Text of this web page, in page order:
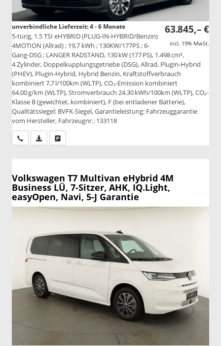
63.845,– €
incl. 19% MwSt.
unverbindliche Lieferzeit: 4 - 6 Monate
5-türig, 1.5 TSI eHYBRID (PLUG-IN-HYBRID/Benzin)
4MOTION (Allrad) ; 19,7 kWh ; 130KW/177PS ; 6-
Gang-DSG ; LANGER RADSTAND, 130 kW (177 PS), 1.498 cm³,
4 Zylinder, Doppelkupplungsgetriebe (DSG), Allrad, Plugin-Hybrid
(PHEV), Plugin-Hybrid, Hybrid Benzin, Kraftstoffverbrauch
kombiniert 7,7 l/100km (WLTP), CO₂-Emission kombiniert
64.00 g/km (WLTP), Stromverbrauch 24.30 kWh/100km (WLTP), CO₂-
Klasse B (gewichtet, kombiniert), F (bei entladener Batterie),
Qualitätssiegel: BVFK-Siegel, Garantieleistung: Fahrzeuggarantie
vom Hersteller, Fahrzeugnr.: 133118
Wir rufen Sie anPDF-Datei, Fahrzeugexposé drucken
Volkswagen T7 Multivan eHybrid 4M
Business LÜ, 7-Sitzer, AHK, IQ.Light,
easyOpen, Navi, 5-J Garantie